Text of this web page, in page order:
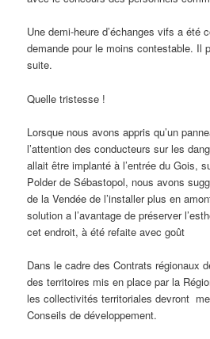
Une demi-heure d’échanges vifs a été
demande pour le moins contestable. Il
suite.
Quelle tristesse !
Lorsque nous avons appris qu’un
l’attention des conducteurs sur les
allait être implanté à l’entrée du Gois,
Polder de Sébastopol, nous avons
de la Vendée de l’installer plus en
solution a l’avantage de préserver
cet endroit, à été refaite avec goût
Dans le cadre des Contrats régionaux
des territoires mis en place par la
les collectivités territoriales devront
Conseils de développement.